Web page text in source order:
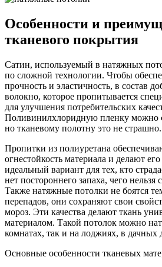
Особенности и
тканевого покрытия
Сатин, используемый в натяжных
по сложной технологии. Чтобы
прочность и эластичность, в состав
волокно, которое пропитывается
для улучшения потребительских
Поливинилхлоридную пленку можно
но тканевому полотну это не страшно.
Пропитки из полиуретана
огнестойкость материала и делают
идеальный вариант для тех, кто
нет постороннего запаха, чего нельзя
Также натяжные потолки не боятся
перепадов, они сохраняют свои
мороз. Эти качества делают ткань
материалом. Такой потолок можно
комнатах, так и на лоджиях, в дачных
Основные особенности тканевых